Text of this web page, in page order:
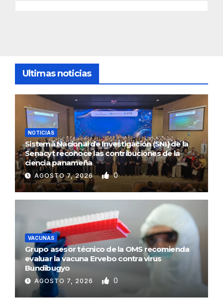
Ultimas noticias
NOTICIAS
Sistema Nacional de Investigación (SNI) de la
Senacyt reconoce las contribuciones de la
ciencia panameña
AGOSTO 7, 2026 0
VACUNAS
Grupo asesor técnico de la OMS recomienda
evaluar la vacuna Ervebo contra virus
Bundibugyo
AGOSTO 7, 2026 0